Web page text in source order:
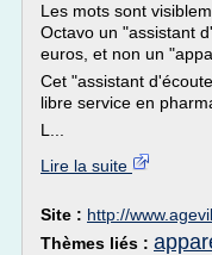
Les mots sont
Octavo un "assistant
euros, et non un
Cet "assistant
libre service en
L...
Lire la suite
Site : http://
Thèmes liés :